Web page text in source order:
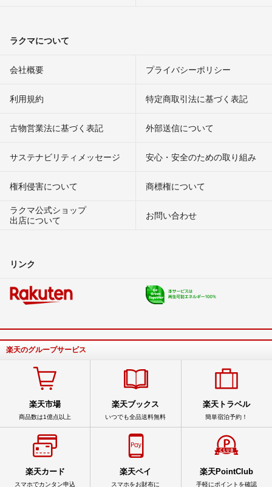
ラクマについて
会社概要 プライバシーポリシー
利用規約 特定商取引法に基づく表記
古物営業法に基づく表記 外部送信について
サステナビリティメッセージ 安心・安全のための取り組み
権利侵害について
商標権について
ラクマ公式ショップ
出店について
お問い合わせ
リンク
楽天のグループサービス
楽天市場
商品数は1億点以上
楽天ブックス
いつでも全品送料無料
楽天トラベル
簡単宿泊予約！
楽天カード
スマホでカンタン申込
楽天ペイ
スマホをお財布に
楽天PointClub
手軽にポイントを確認